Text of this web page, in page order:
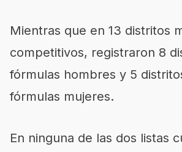
Mientras que en 13 distritos
competitivos, registraron 8
fórmulas hombres y 5
fórmulas mujeres.
En ninguna de las dos listas